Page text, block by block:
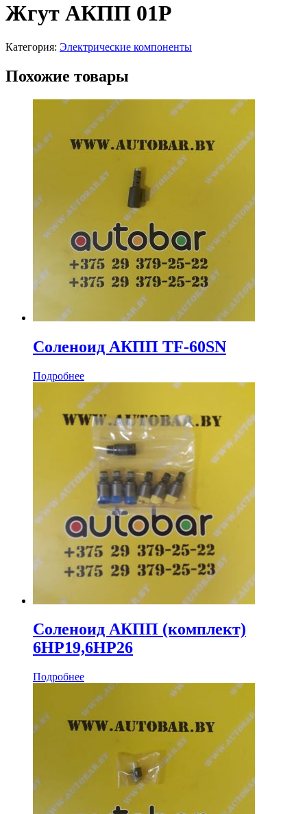
Жгут АКПП 01P
Категория: Электрические компоненты
Похожие товары
Соленоид АКПП TF-60SN
Подробнее
Соленоид АКПП (комплект)
6HP19,6HP26
Подробнее